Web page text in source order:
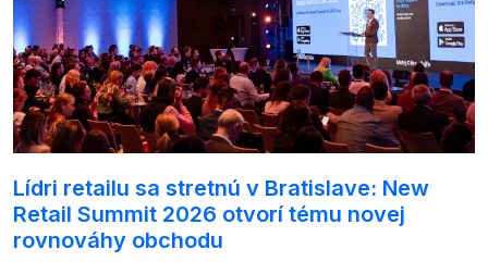
Lídri retailu sa stretnú v Bratislave: New
Retail Summit 2026 otvorí tému novej
rovnováhy obchodu